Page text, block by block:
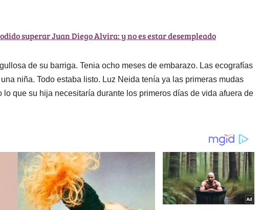
superar Juan Diego Alvira: y no es estar desempleado
de su barriga. Tenia ocho meses de embarazo. Las ecografías
niña. Todo estaba listo. Luz Neida tenía ya las primeras mudas
lo que su hija necesitaría durante los primeros días de vida afuera de